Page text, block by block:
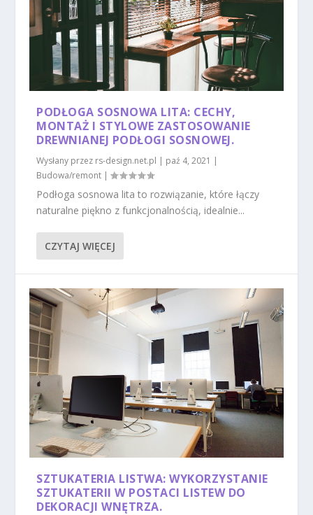
PODŁOGA SOSNOWA LITA: CECHY,
MONTAŻ I STYLOWE ZASTOSOWANIE
DREWNIANEJ PODŁOGI SOSNOWEJ.
Wysłany przez rs-design.net.pl | paź 4, 2021 |
Budowa/remont |
Podłoga sosnowa lita to rozwiązanie, które łączy
naturalne piękno z funkcjonalnością, idealnie...
CZYTAJ WIĘCEJ
SZTUKATERIA LISTWA: WYKORZYSTANIE
SZTUKATERII W POSTACI LISTEW DO
DEKORACJI WNĘTRZA.